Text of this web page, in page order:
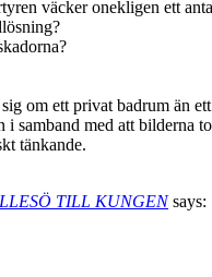
väcker onekligen ett
om ett privat badrum än
samband med att bilderna
tänkande.
TILL KUNGEN says: